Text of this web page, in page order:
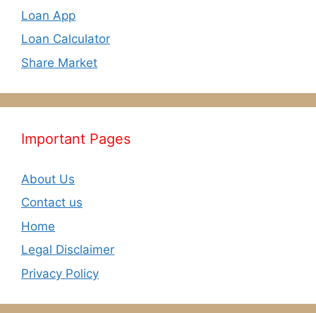
Loan App
Loan Calculator
Share Market
Important Pages
About Us
Contact us
Home
Legal Disclaimer
Privacy Policy